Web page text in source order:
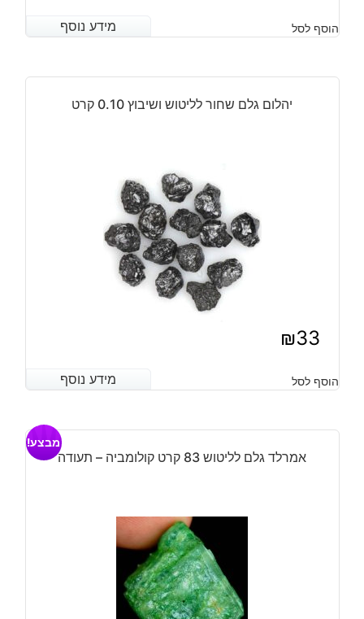
המקורי
הנוכחי
מידע נוסף הוסף לסל מידע נוסף
יהלום גלם שחור לליטוש ושיבוץ 0.10 קרט
₪33
מידע נוסף הוסף לסל מידע נוסף
אמרלד גלם לליטוש 83 קרט קולומביה – תעודה
מבצע!